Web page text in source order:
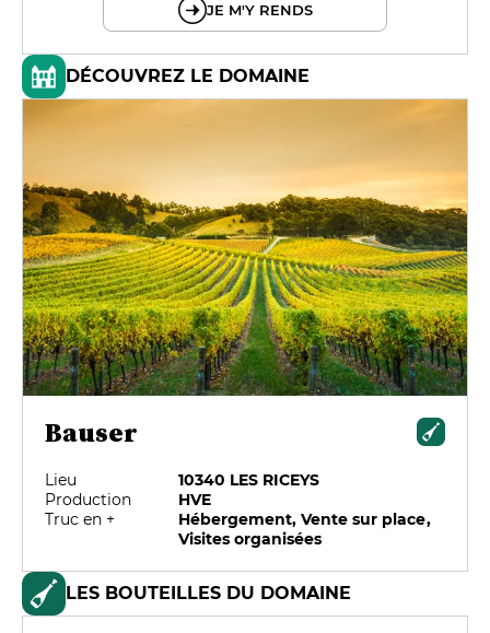
JE M'Y RENDS
DÉCOUVREZ LE DOMAINE
Bauser
Lieu
10340 LES RICEYS
Production
HVE
Truc en +
Hébergement, Vente sur place,
Visites organisées
LES BOUTEILLES DU DOMAINE